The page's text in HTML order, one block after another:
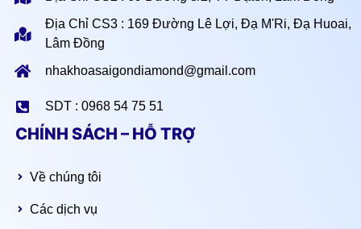
Địa Chỉ CS3 : 169 Đường Lê Lợi, Đạ M'Ri, Đạ Huoai,
Lâm Đồng
nhakhoasaigondiamond@gmail.com
SDT : 0968 54 75 51
CHÍNH SÁCH – HỖ TRỢ
Về chúng tôi
Các dịch vụ